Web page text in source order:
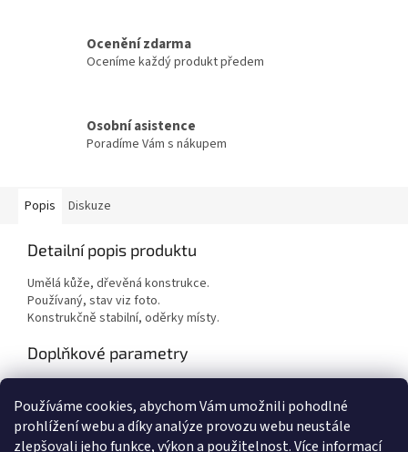
Používáme cookies, abychom Vám umožnili pohodlné
prohlížení webu a díky analýze provozu webu neustále
zlepšovali jeho funkce, výkon a použitelnost.Více informací
Ocenění zdarma
Oceníme každý produkt předem
Osobní asistence
Poradíme Vám s nákupem
Popis Diskuze
Detailní popis produktu
Umělá kůže, dřevěná konstrukce.
Používaný, stav viz foto.
Konstrukčně stabilní, oděrky místy.
Doplňkové parametry
Hmotnost: 1 kg